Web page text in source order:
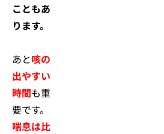
こともあ
ります。
あと咳の
出やすい
時間も重
要です。
喘息は比